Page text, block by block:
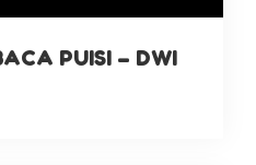
PUISI – DWI